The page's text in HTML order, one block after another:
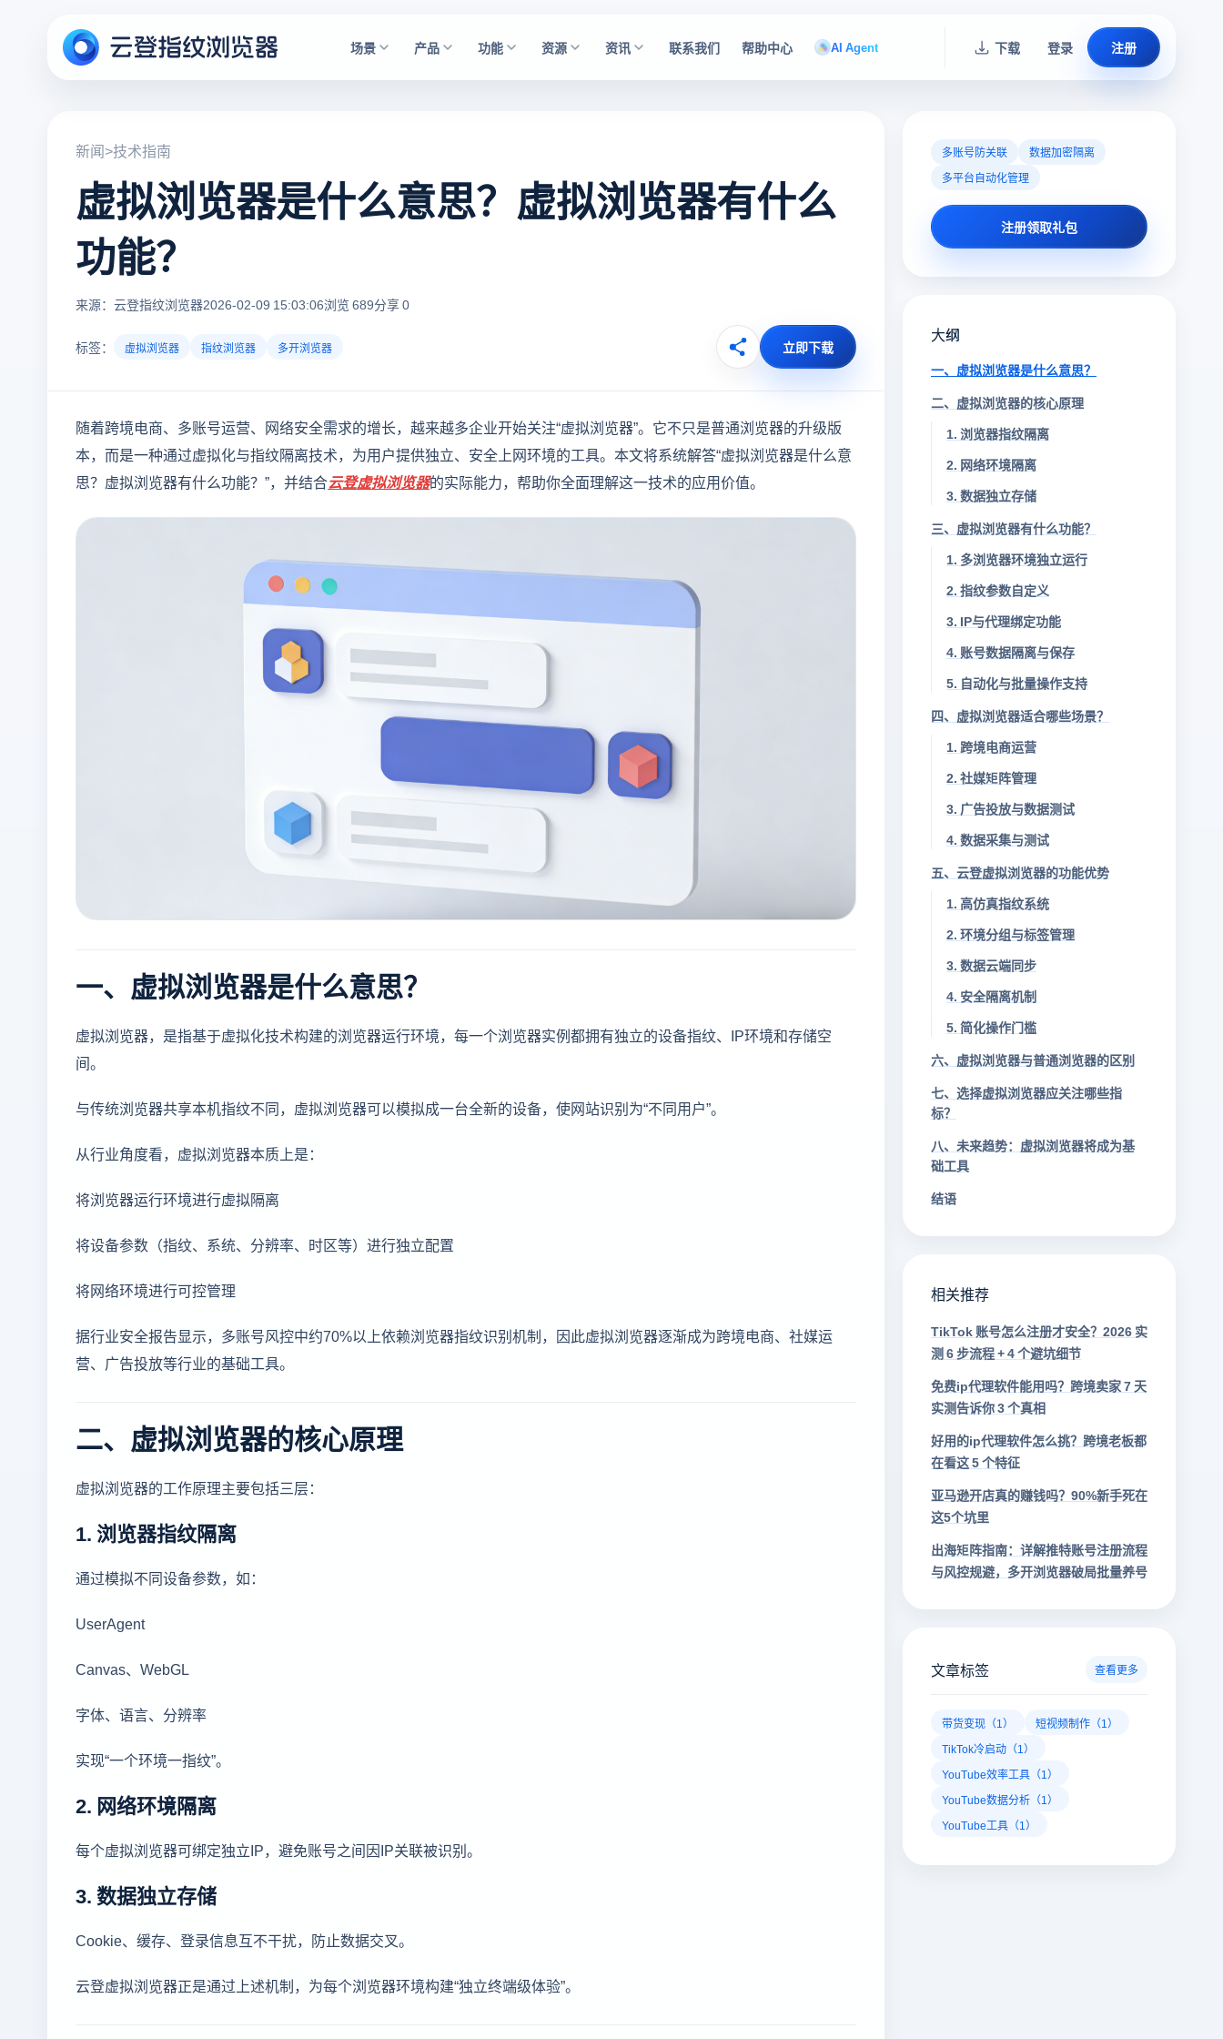
场景 产品 功能 资源 资讯 联系我们 帮助中心 AI Agent 下载 登录 注册
新闻>技术指南
虚拟浏览器是什么意思？虚拟浏览器有什么
功能？
来源：云登指纹浏览器2026-02-09 15:03:06浏览 689分享 0
标签： 虚拟浏览器 指纹浏览器 多开浏览器 立即下载
随着跨境电商、多账号运营、网络安全需求的增长，越来越多企业开始关注“虚拟浏览器”。它不只是普通浏览器的升级版
本，而是一种通过虚拟化与指纹隔离技术，为用户提供独立、安全上网环境的工具。本文将系统解答“虚拟浏览器是什么意
思？虚拟浏览器有什么功能？”，并结合云登虚拟浏览器的实际能力，帮助你全面理解这一技术的应用价值。
一、虚拟浏览器是什么意思？
虚拟浏览器，是指基于虚拟化技术构建的浏览器运行环境，每一个浏览器实例都拥有独立的设备指纹、IP环境和存储空
间。
与传统浏览器共享本机指纹不同，虚拟浏览器可以模拟成一台全新的设备，使网站识别为“不同用户”。
从行业角度看，虚拟浏览器本质上是：
将浏览器运行环境进行虚拟隔离
将设备参数（指纹、系统、分辨率、时区等）进行独立配置
将网络环境进行可控管理
据行业安全报告显示，多账号风控中约70%以上依赖浏览器指纹识别机制，因此虚拟浏览器逐渐成为跨境电商、社媒运
营、广告投放等行业的基础工具。
二、虚拟浏览器的核心原理
虚拟浏览器的工作原理主要包括三层：
1. 浏览器指纹隔离
通过模拟不同设备参数，如：
UserAgent
Canvas、WebGL
字体、语言、分辨率
实现“一个环境一指纹”。
2. 网络环境隔离
每个虚拟浏览器可绑定独立IP，避免账号之间因IP关联被识别。
3. 数据独立存储
Cookie、缓存、登录信息互不干扰，防止数据交叉。
云登虚拟浏览器正是通过上述机制，为每个浏览器环境构建“独立终端级体验”。
多账号防关联
数据加密隔离
多平台自动化管理
注册领取礼包
大纲
一、虚拟浏览器是什么意思？
二、虚拟浏览器的核心原理
1. 浏览器指纹隔离
2. 网络环境隔离
3. 数据独立存储
三、虚拟浏览器有什么功能？
1. 多浏览器环境独立运行
2. 指纹参数自定义
3. IP与代理绑定功能
4. 账号数据隔离与保存
5. 自动化与批量操作支持
四、虚拟浏览器适合哪些场景？
1. 跨境电商运营
2. 社媒矩阵管理
3. 广告投放与数据测试
4. 数据采集与测试
五、云登虚拟浏览器的功能优势
1. 高仿真指纹系统
2. 环境分组与标签管理
3. 数据云端同步
4. 安全隔离机制
5. 简化操作门槛
六、虚拟浏览器与普通浏览器的区别
七、选择虚拟浏览器应关注哪些指
标？
八、未来趋势：虚拟浏览器将成为基
础工具
结语
相关推荐
TikTok 账号怎么注册才安全？2026 实
测 6 步流程 + 4 个避坑细节
免费ip代理软件能用吗？跨境卖家 7 天
实测告诉你 3 个真相
好用的ip代理软件怎么挑？跨境老板都
在看这 5 个特征
亚马逊开店真的赚钱吗？90%新手死在
这5个坑里
出海矩阵指南：详解推特账号注册流程
与风控规避，多开浏览器破局批量养号
文章标签 查看更多
带货变现（1）
短视频制作（1）
TikTok冷启动（1）
YouTube效率工具（1）
YouTube数据分析（1）
YouTube工具（1）